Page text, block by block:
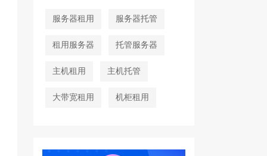
服务器租用 服务器托管
租用服务器 托管服务器
主机租用 主机托管
大带宽租用 机柜租用